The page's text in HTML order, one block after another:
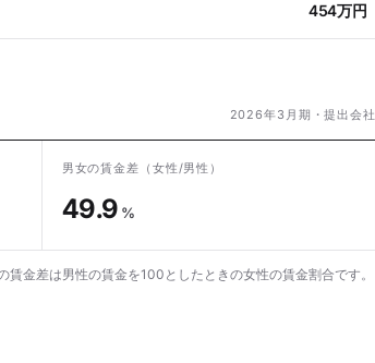
454万円
2026年3月期・提出会社
男女の賃金差 （女性/男性）
49.9 %
金差は男性の賃金を100としたときの女性の賃金割合です。